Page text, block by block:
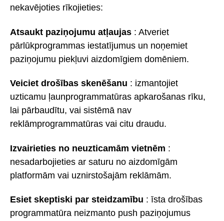
nekavējoties rīkojieties:
Atsaukt paziņojumu atļaujas : Atveriet
pārlūkprogrammas iestatījumus un noņemiet
paziņojumu piekļuvi aizdomīgiem domēniem.
Veiciet drošības skenēšanu : izmantojiet
uzticamu ļaunprogrammatūras apkarošanas rīku,
lai pārbaudītu, vai sistēmā nav
reklāmprogrammatūras vai citu draudu.
Izvairieties no neuzticamām vietnēm :
nesadarbojieties ar saturu no aizdomīgām
platformām vai uznirstošajām reklāmām.
Esiet skeptiski par steidzamību : īsta drošības
programmatūra neizmanto push paziņojumus